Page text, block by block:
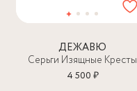
ДЕЖАВЮ
Серьги Изящные Кресты
4 500 ₽